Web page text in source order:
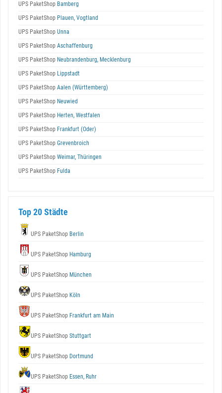
UPS PaketShop Bamberg
UPS PaketShop Plauen, Vogtland
UPS PaketShop Unna
UPS PaketShop Aschaffenburg
UPS PaketShop Neubrandenburg, Mecklenburg
UPS PaketShop Lippstadt
UPS PaketShop Aalen (Württemberg)
UPS PaketShop Neuwied
UPS PaketShop Herten, Westfalen
UPS PaketShop Frankfurt (Oder)
UPS PaketShop Grevenbroich
UPS PaketShop Weimar, Thüringen
UPS PaketShop Fulda
Top 20 Städte
UPS PaketShop Berlin
UPS PaketShop Hamburg
UPS PaketShop München
UPS PaketShop Köln
UPS PaketShop Frankfurt am Main
UPS PaketShop Stuttgart
UPS PaketShop Dortmund
UPS PaketShop Essen, Ruhr